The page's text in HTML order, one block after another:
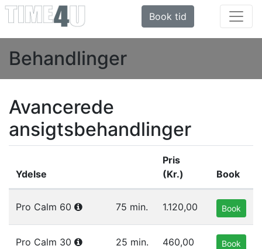
Book tid
Behandlinger
Avancerede
ansigtsbehandlinger
Ydelse
Pris
(Kr.)
Book
Pro Calm 60 75 min. 1.120,00 Book
Pro Calm 30 25 min. 460,00 Book